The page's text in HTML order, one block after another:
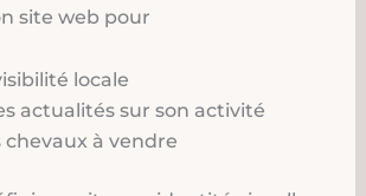
site web pour
locale
actualités sur son activité
à vendre